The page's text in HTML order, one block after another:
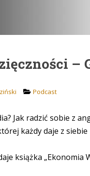
–
Podcast
Jak radzić sobie z
każdy daje z
książka „Ekonomia